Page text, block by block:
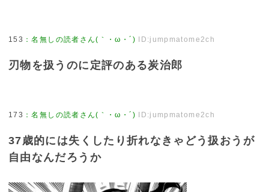
153 ：名無しの読者さん(｀・ω・´) ID:jumpmatome2ch
刃物を扱うのに定評のある炭治郎
173 ：名無しの読者さん(｀・ω・´) ID:jumpmatome2ch
37歳的には失くしたり折れなきゃどう扱おうが
自由なんだろうか